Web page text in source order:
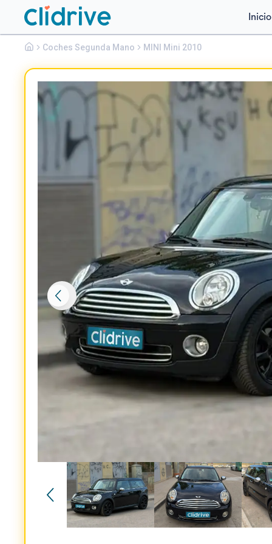
Inicio
Coches Segunda Mano MINI Mini 2010
MiniMini
ONE CLUBMAN